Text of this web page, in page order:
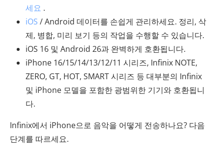
세요 .
iOS / Android 데이터를 손쉽게 관리하세요. 정리, 삭
제, 병합, 미리 보기 등의 작업을 수행할 수 있습니다.
iOS 16 및 Android 26과 완벽하게 호환됩니다.
iPhone 16/15/14/13/12/11 시리즈, Infinix NOTE,
ZERO, GT, HOT, SMART 시리즈 등 대부분의 Infinix
및 iPhone 모델을 포함한 광범위한 기기와 호환됩니
다.
Infinix에서 iPhone으로 음악을 어떻게 전송하나요? 다음
단계를 따르세요.